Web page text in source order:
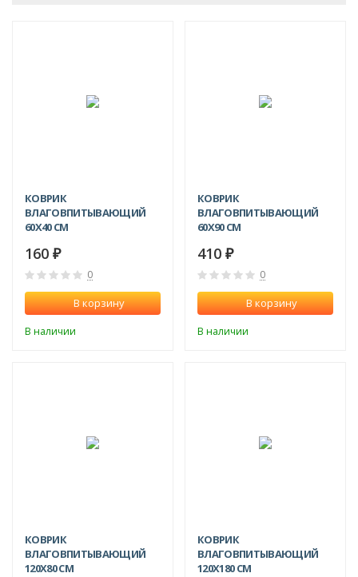
КОВРИК
ВЛАГОВПИТЫВАЮЩИЙ
60Х40 СМ
160 ₽
0
В корзину
В наличии
КОВРИК
ВЛАГОВПИТЫВАЮЩИЙ
60Х90 СМ
410 ₽
0
В корзину
В наличии
КОВРИК
ВЛАГОВПИТЫВАЮЩИЙ
120X80 СМ
КОВРИК
ВЛАГОВПИТЫВАЮЩИЙ
120X180 СМ